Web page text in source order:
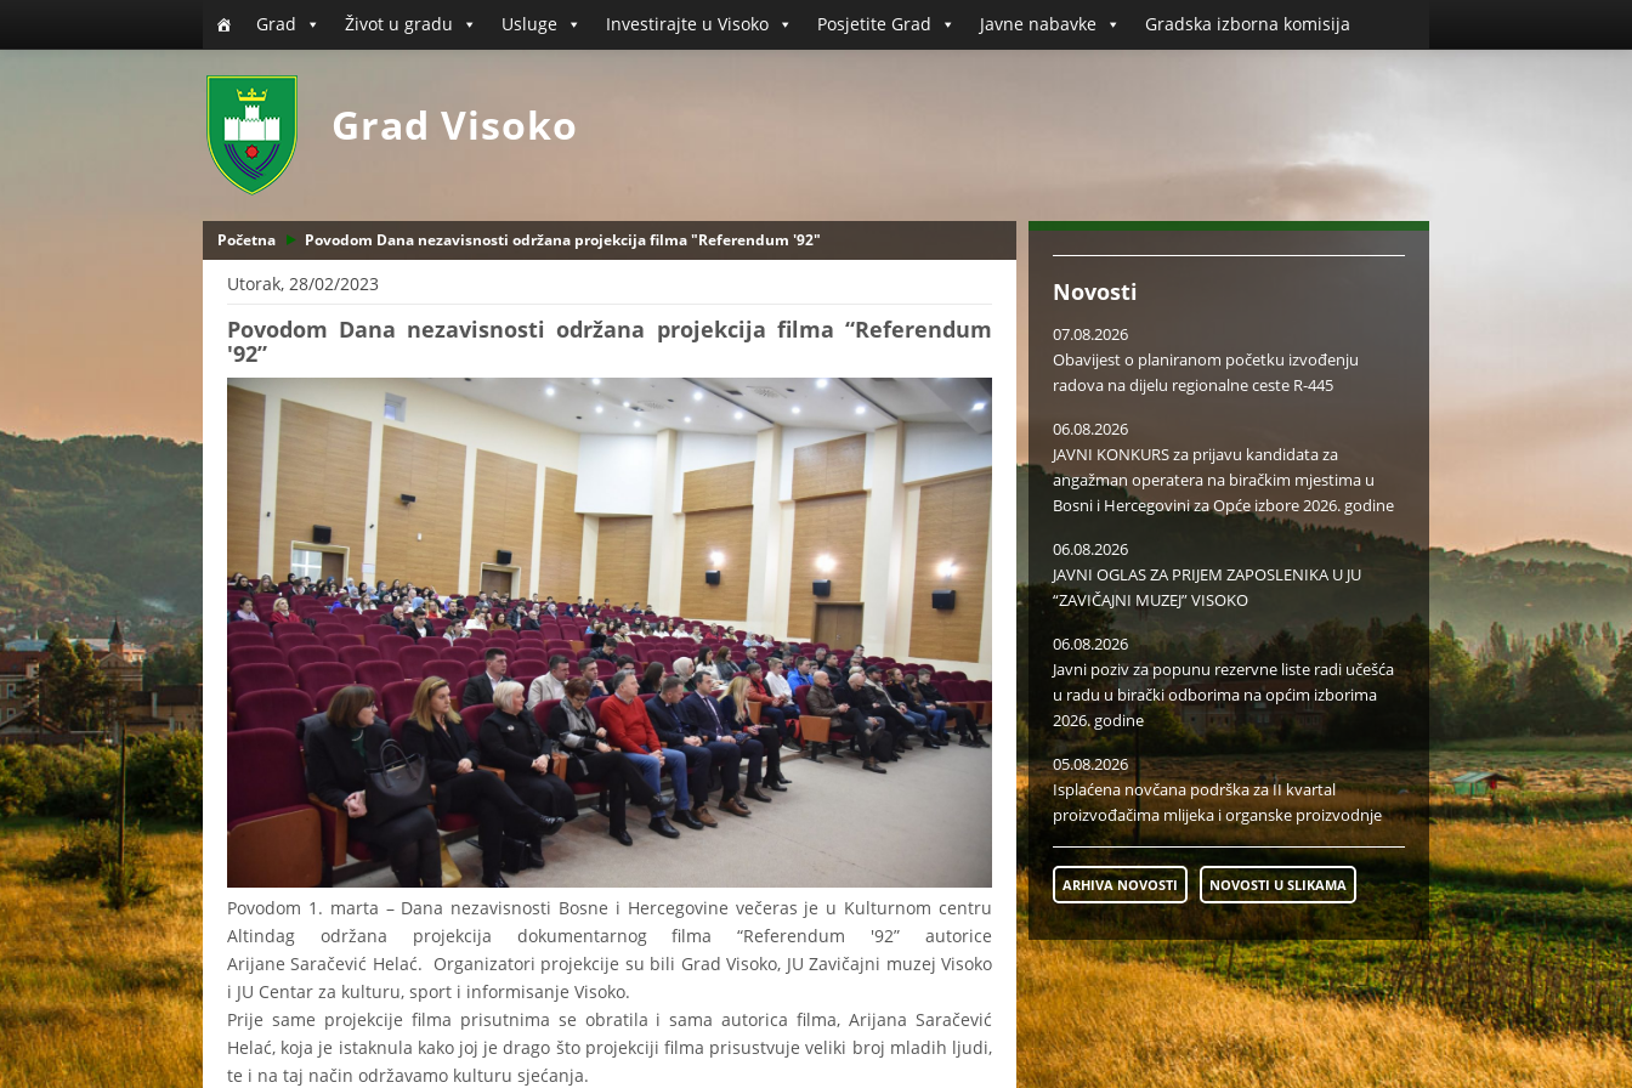
Grad Život u gradu Usluge Investirajte u Visoko Posjetite Grad Javne nabavke Gradska izborna komisija
Grad Visoko
Početna Povodom Dana nezavisnosti održana projekcija filma "Referendum '92"
Utorak, 28/02/2023
Povodom Dana nezavisnosti održana projekcija filma “Referendum
'92”
Povodom 1. marta – Dana nezavisnosti Bosne i Hercegovine večeras je u Kulturnom centru
Altindag održana projekcija dokumentarnog filma “Referendum '92” autorice
Arijane Saračević Helać. Organizatori projekcije su bili Grad Visoko, JU Zavičajni muzej Visoko
i JU Centar za kulturu, sport i informisanje Visoko.
Prije same projekcije filma prisutnima se obratila i sama autorica filma, Arijana Saračević
Helać, koja je istaknula kako joj je drago što projekciji filma prisustvuje veliki broj mladih ljudi,
te i na taj način održavamo kulturu sjećanja.
Novosti
07.08.2026
Obavijest o planiranom početku izvođenju
radova na dijelu regionalne ceste R-445
06.08.2026
JAVNI KONKURS za prijavu kandidata za
angažman operatera na biračkim mjestima u
Bosni i Hercegovini za Opće izbore 2026. godine
06.08.2026
JAVNI OGLAS ZA PRIJEM ZAPOSLENIKA U JU
“ZAVIČAJNI MUZEJ” VISOKO
06.08.2026
Javni poziv za popunu rezervne liste radi učešća
u radu u birački odborima na općim izborima
2026. godine
05.08.2026
Isplaćena novčana podrška za II kvartal
proizvođačima mlijeka i organske proizvodnje
ARHIVA NOVOSTI NOVOSTI U SLIKAMA